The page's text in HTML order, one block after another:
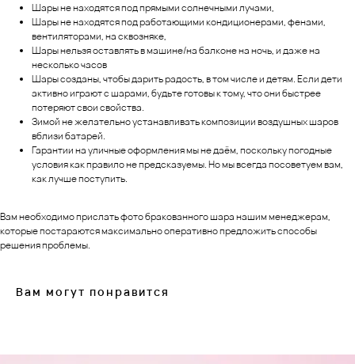
Шары не находятся под прямыми солнечными лучами,
Шары не находятся под работающими кондиционерами, фенами,
вентиляторами, на сквозняке,
Шары нельзя оставлять в машине/на балконе на ночь, и даже на
несколько часов
Шары созданы, чтобы дарить радость, в том числе и детям. Если дети
активно играют с шарами, будьте готовы к тому, что они быстрее
потеряют свои свойства.
Зимой не желательно устанавливать композиции воздушных шаров
вблизи батарей.
Гарантии на уличные оформления мы не даём, поскольку погодные
условия как правило не предсказуемы. Но мы всегда посоветуем вам,
как лучше поступить.
Вам необходимо прислать фото бракованного шара нашим менеджерам,
которые постараются максимально оперативно предложить способы
решения проблемы.
Вам могут понравится